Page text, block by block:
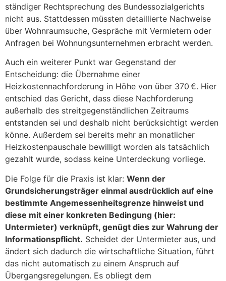
ständiger Rechtsprechung des Bundessozialgerichts
nicht aus. Stattdessen müssten detaillierte Nachweise
über Wohnraumsuche, Gespräche mit Vermietern oder
Anfragen bei Wohnungsunternehmen erbracht werden.
Auch ein weiterer Punkt war Gegenstand der
Entscheidung: die Übernahme einer
Heizkostennachforderung in Höhe von über 370 €. Hier
entschied das Gericht, dass diese Nachforderung
außerhalb des streitgegenständlichen Zeitraums
entstanden sei und deshalb nicht berücksichtigt werden
könne. Außerdem sei bereits mehr an monatlicher
Heizkostenpauschale bewilligt worden als tatsächlich
gezahlt wurde, sodass keine Unterdeckung vorliege.
Die Folge für die Praxis ist klar: Wenn der
Grundsicherungsträger einmal ausdrücklich auf eine
bestimmte Angemessenheitsgrenze hinweist und
diese mit einer konkreten Bedingung (hier:
Untermieter) verknüpft, genügt dies zur Wahrung der
Informationspflicht. Scheidet der Untermieter aus, und
ändert sich dadurch die wirtschaftliche Situation, führt
das nicht automatisch zu einem Anspruch auf
Übergangsregelungen. Es obliegt dem